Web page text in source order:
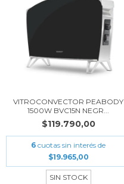
VITROCONVECTOR PEABODY
1500W BVC15N NEGR...
$119.790,00
6 cuotas sin interés de
$19.965,00
SIN STOCK